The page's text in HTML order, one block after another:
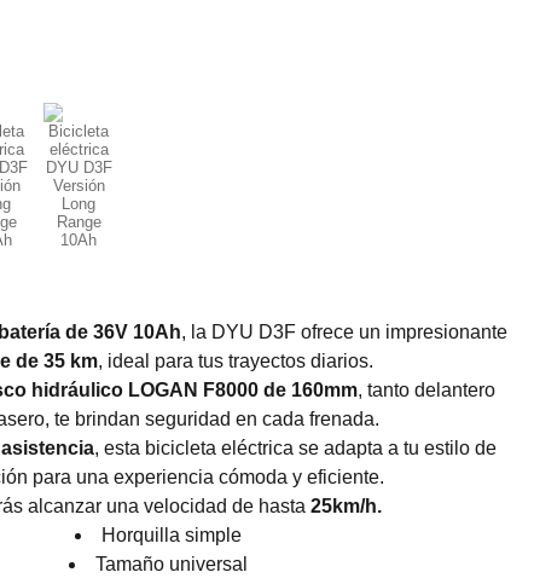
batería de 36V 10Ah, la DYU D3F ofrece un impresionante
de 35 km, ideal para tus trayectos diarios.
hidráulico LOGAN F8000 de 160mm, tanto delantero
te brindan seguridad en cada frenada.
, esta bicicleta eléctrica se adapta a tu estilo de
para una experiencia cómoda y eficiente.
alcanzar una velocidad de hasta 25km/h.
Horquilla simple
Tamaño universal